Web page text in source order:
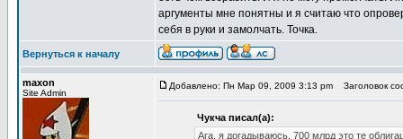
аргументы мне понятны и я считаю что
себя в руки и замолчать. Точка.
Вернуться к началу
maxon
Site Admin
Добавлено: Пн Мар 09, 2009 3:13 pm Заголовок
Чукча писал(а):
Ага, я догадываюсь. 700 млрд это те